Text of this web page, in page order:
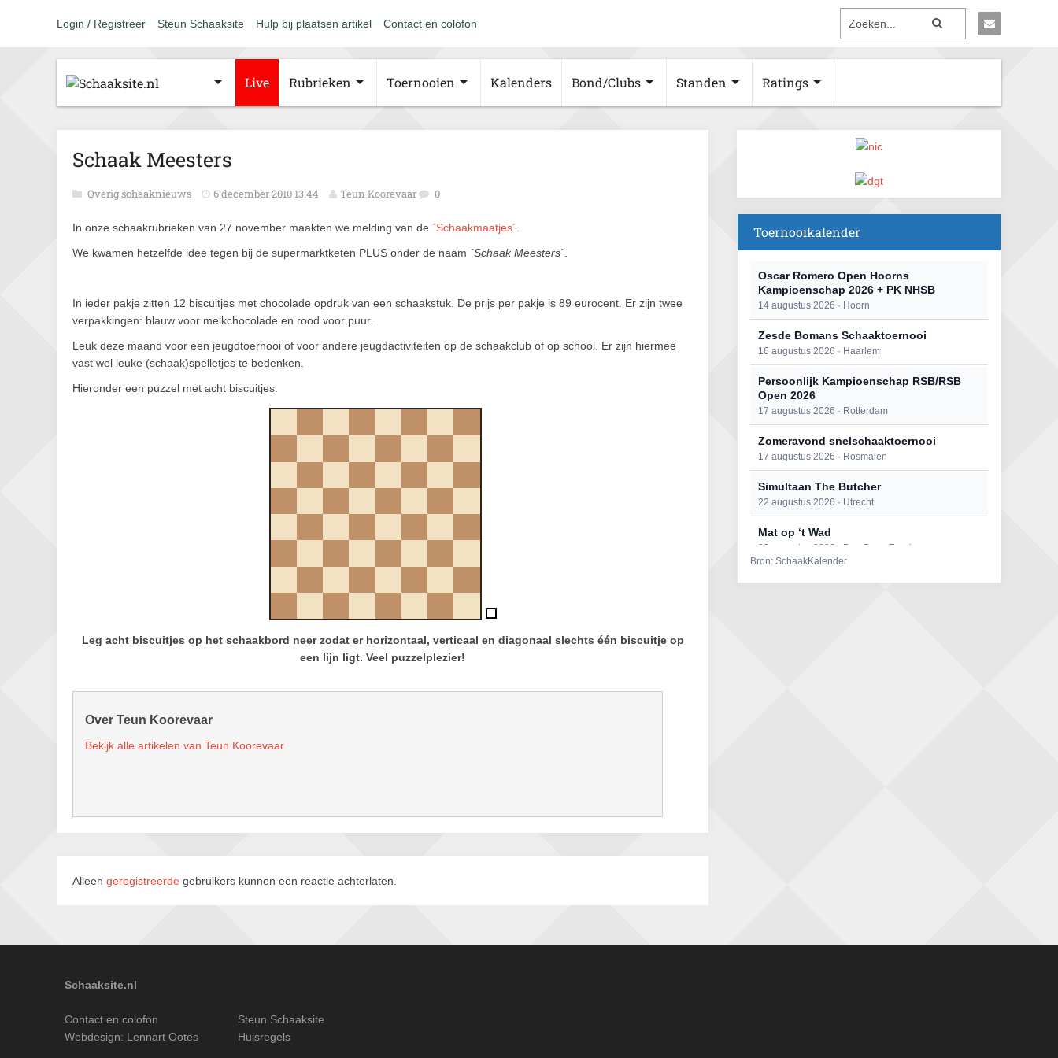
Login / Registreer Steun Schaaksite Hulp bij plaatsen artikel Contact en colofon
Live Rubrieken Toernooien Kalenders Bond/Clubs Standen Ratings
Schaak Meesters
Overig schaaknieuws 6 december 2010 13:44 Teun Koorevaar 0
In onze schaakrubrieken van 27 november maakten we melding van de ´Schaakmaatjes´.
We kwamen hetzelfde idee tegen bij de supermarktketen PLUS onder de naam ´Schaak Meesters´.
In ieder pakje zitten 12 biscuitjes met chocolade opdruk van een schaakstuk. De prijs per pakje is 89 eurocent. Er zijn twee
verpakkingen: blauw voor melkchocolade en rood voor puur.
Leuk deze maand voor een jeugdtoernooi of voor andere jeugdactiviteiten op de schaakclub of op school. Er zijn hiermee
vast wel leuke (schaak)spelletjes te bedenken.
Hieronder een puzzel met acht biscuitjes.
Leg acht biscuitjes op het schaakbord neer zodat er horizontaal, verticaal en diagonaal slechts één biscuitje op
een lijn ligt. Veel puzzelplezier!
Over Teun Koorevaar
Bekijk alle artikelen van Teun Koorevaar
Alleen geregistreerde gebruikers kunnen een reactie achterlaten.
Toernooikalender
Oscar Romero Open Hoorns
Kampioenschap 2026 + PK NHSB
14 augustus 2026 · Hoorn
Zesde Bomans Schaaktoernooi
16 augustus 2026 · Haarlem
Persoonlijk Kampioenschap RSB/RSB
Open 2026
17 augustus 2026 · Rotterdam
Zomeravond snelschaaktoernooi
17 augustus 2026 · Rosmalen
Simultaan The Butcher
22 augustus 2026 · Utrecht
Mat op ‘t Wad
22 augustus 2026 · Den Burg, Texel
Bron: SchaakKalender
Schaaksite.nl
Contact en colofon
Webdesign: Lennart Ootes
Steun Schaaksite
Huisregels